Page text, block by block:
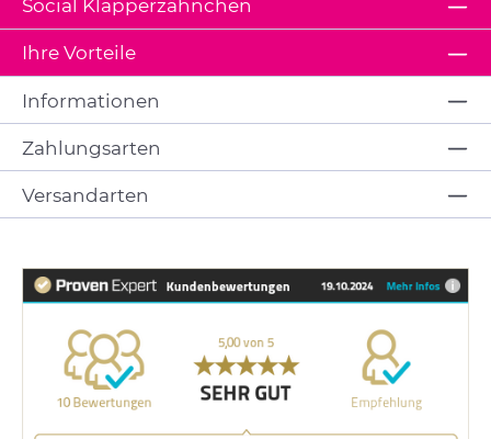
Ihre Vorteile
Social Klapperzähnchen
Informationen
Zahlungsarten
Versandarten